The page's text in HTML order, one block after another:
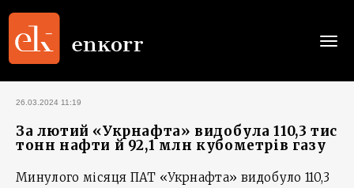
26.03.2024 11:19
За лютий «Укрнафта» видобула 110,3 тис
тонн нафти й 92,1 млн кубометрів газу
Минулого місяця ПАТ «Укрнафта» видобуло 110,3